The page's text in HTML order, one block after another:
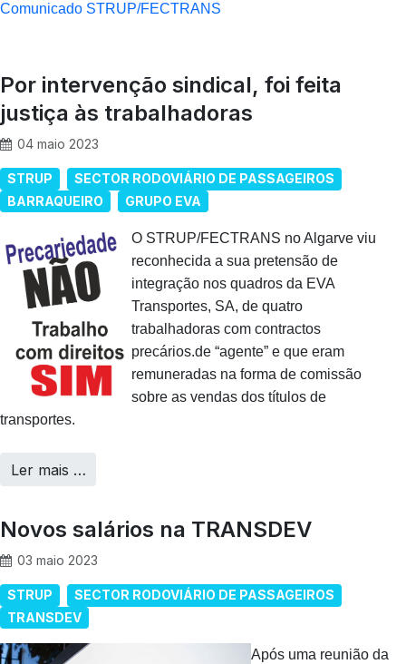
Comunicado STRUP/FECTRANS
Por intervenção sindical, foi feita
justiça às trabalhadoras
04 maio 2023
STRUP
SECTOR RODOVIÁRIO DE PASSAGEIROS
BARRAQUEIRO
GRUPO EVA
O STRUP/FECTRANS no Algarve viu
reconhecida a sua pretensão de
integração nos quadros da EVA
Transportes, SA, de quatro
trabalhadoras com contractos
precários.de “agente” e que eram
remuneradas na forma de comissão
sobre as vendas dos títulos de
transportes.
Ler mais …
Novos salários na TRANSDEV
03 maio 2023
STRUP
SECTOR RODOVIÁRIO DE PASSAGEIROS
TRANSDEV
Após uma reunião da